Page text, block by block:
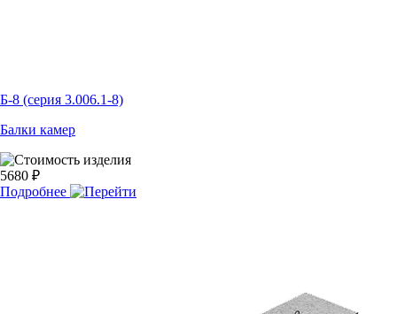
Б-8 (серия 3.006.1-8)
Балки камер
5680 ₽
Подробнее